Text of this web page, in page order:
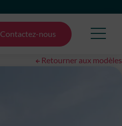
Contactez-nous
Retourner aux modèles